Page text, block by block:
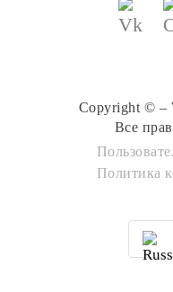
Copyright © –
Все
Политика